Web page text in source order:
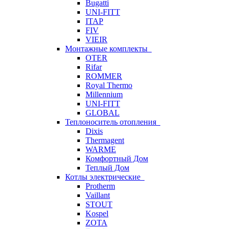
Bugatti
UNI-FITT
ITAP
FIV
VIEIR
Монтажные комплекты
OTER
Rifar
ROMMER
Royal Thermo
Millennium
UNI-FITT
GLOBAL
Теплоноситель отопления
Dixis
Thermagent
WARME
Комфортный Дом
Теплый Дом
Котлы электрические
Protherm
Vaillant
STOUT
Kospel
ZOTA